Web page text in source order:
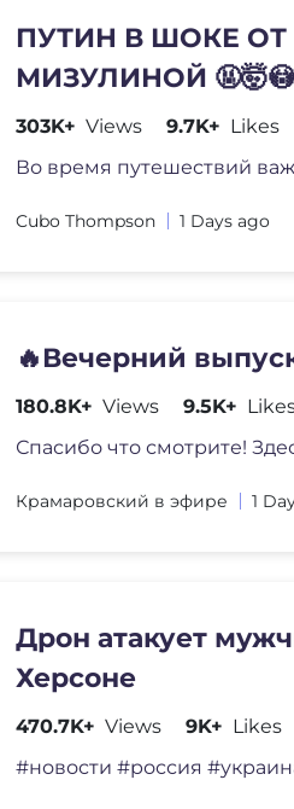
ПУТИН В ШОКЕ
МИЗУЛИНОЙ 🤬🤯😳
303K+ Views 9.7K+ Likes
Во время путешествий
Cubo Thompson 1 Days ago
🔥Вечерний
180.8K+ Views 9.5K+
Спасибо что смотрите!
Крамаровский в эфире 1
Дрон атакует
Херсоне
470.7K+ Views 9K+ Likes
#новости #россия